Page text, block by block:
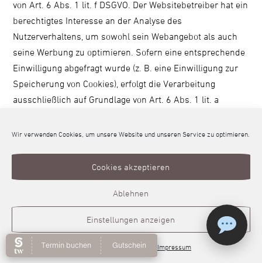
Wir verwenden Cookies, um unsere Website und unseren Service zu optimieren.
Cookies akzeptieren
Ablehnen
Einstellungen anzeigen
Cookie-RichtlinieDatenschutz Impressum
Online Hautberatung
von Art. 6 Abs. 1 lit. f DSGVO. Der Websitebetreiber hat ein
berechtigtes Interesse an der Analyse des
Nutzerverhaltens, um sowohl sein Webangebot als auch
seine Werbung zu optimieren. Sofern eine entsprechende
Einwilligung abgefragt wurde (z. B. eine Einwilligung zur
Speicherung von Cookies), erfolgt die Verarbeitung
ausschließlich auf Grundlage von Art. 6 Abs. 1 lit. a
https://privacy.google.com/businesses/controllerterms/
IP Anonymisierung